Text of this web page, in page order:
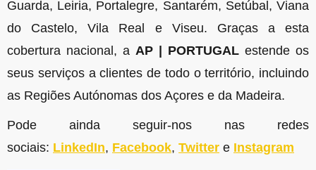
Guarda, Leiria, Portalegre, Santarém, Setúbal, Viana
do Castelo, Vila Real e Viseu. Graças a esta
cobertura nacional, a AP | PORTUGAL estende os
seus serviços a clientes de todo o território, incluindo
as Regiões Autónomas dos Açores e da Madeira.
Pode ainda seguir-nos nas redes
sociais: LinkedIn, Facebook, Twitter e Instagram